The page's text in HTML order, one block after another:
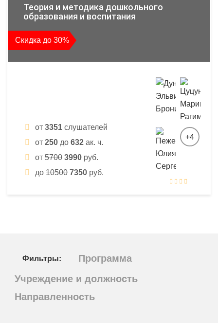
Теория и методика дошкольного
образования и воспитания
Скидка до 30%
от 3351 слушателей
от 250 до 632 ак. ч.
от 5700 3990 руб.
до 10500 7350 руб.
+4
Фильтры:
Программа
Учреждение и должность
Направленность